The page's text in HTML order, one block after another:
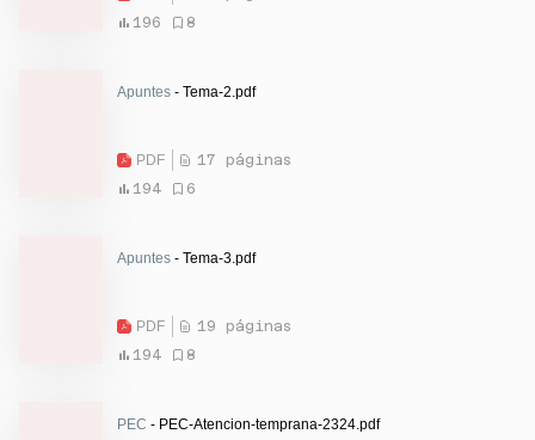
196
8
Apuntes - Tema-2.pdf
PDF
17 páginas
194
6
Apuntes - Tema-3.pdf
PDF
19 páginas
194
8
PEC - PEC-Atencion-temprana-2324.pdf